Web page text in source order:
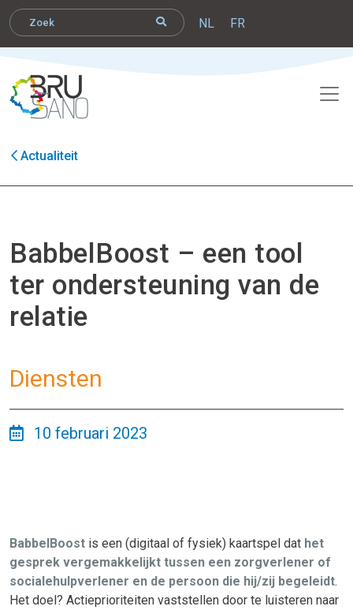
NL FR
Actualiteit
BabbelBoost – een tool
ter ondersteuning van de
relatie
Diensten
10 februari 2023
BabbelBoost is een (digitaal of fysiek) kaartspel dat het
gesprek vergemakkelijkt tussen een zorgverlener of
socialehulpverlener en de persoon die hij/zij begeleidt.
Het doel? Actieprioriteiten vaststellen door te luisteren naar